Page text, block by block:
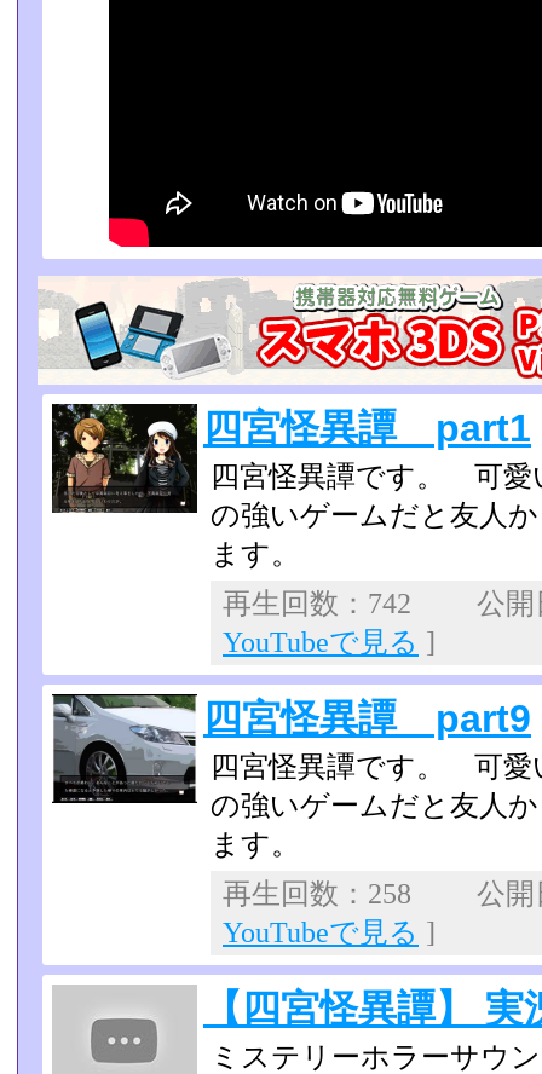
四宮怪異譚 part1
四宮怪異譚です。 可愛
の強いゲームだと友人
ます。
再生回数：742 公
YouTubeで見る ]
四宮怪異譚 part9
四宮怪異譚です。 可愛
の強いゲームだと友人
ます。
再生回数：258 公
YouTubeで見る ]
【四宮怪異譚】
ミステリーホラーサウ